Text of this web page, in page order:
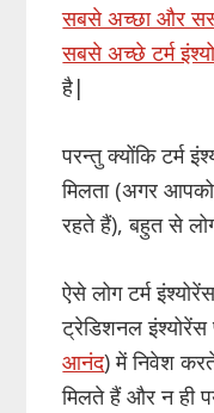
सबसे अच्छा और
सबसे अच्छे टर्म
है|
परन्तु क्योंकि टर्म
मिलता (अगर
रहते हैं), बहुत से
ऐसे लोग टर्म
ट्रेडिशनल
आनंद) में निवेश
मिलते हैं और न ही